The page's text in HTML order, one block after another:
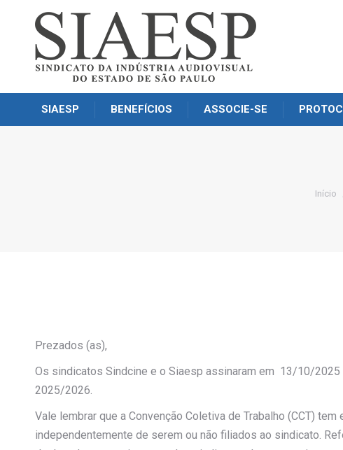
SIAESP BENEFÍCIOS ASSOCIE-SE
Você
Início
Prezados (as),
Os sindicatos Sindcine e o Siaesp assinaram em 13/10/2025
2025/2026.
Vale lembrar que a Convenção Coletiva de Trabalho (CCT)
independentemente de serem ou não filiados ao sindicato.